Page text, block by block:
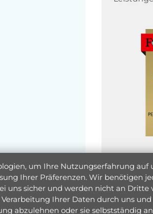
um Ihre Nutzungserfahrung auf
Ihrer Präferenzen. Wir benötigen
uns sicher und werden nicht an
Ihrer Daten durch uns
abzulehnen oder sie selbstständig